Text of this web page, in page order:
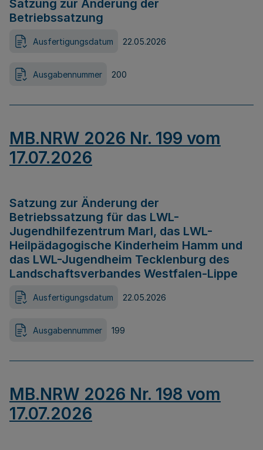
Satzung zur Änderung der
Betriebssatzung
Ausfertigungsdatum 22.05.2026
Ausgabennummer 200
MB.NRW 2026 Nr. 199 vom
17.07.2026
Satzung zur Änderung der
Betriebssatzung für das LWL-
Jugendhilfezentrum Marl, das LWL-
Heilpädagogische Kinderheim Hamm und
das LWL-Jugendheim Tecklenburg des
Landschaftsverbandes Westfalen-Lippe
Ausfertigungsdatum 22.05.2026
Ausgabennummer 199
MB.NRW 2026 Nr. 198 vom
17.07.2026